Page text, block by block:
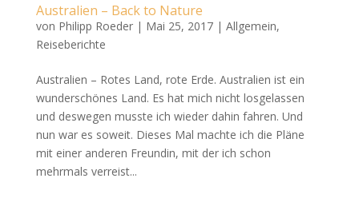
Australien – Back to Nature
von Philipp Roeder| Mai 25, 2017| Allgemein,
Reiseberichte
Australien – Rotes Land, rote Erde. Australien ist ein
wunderschönes Land. Es hat mich nicht losgelassen
und deswegen musste ich wieder dahin fahren. Und
nun war es soweit. Dieses Mal machte ich die Pläne
mit einer anderen Freundin, mit der ich schon
mehrmals verreist...